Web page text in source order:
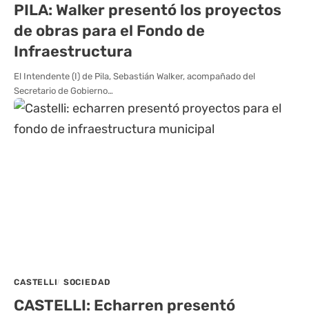
PILA: Walker presentó los proyectos
de obras para el Fondo de
Infraestructura
El Intendente (I) de Pila, Sebastián Walker, acompañado del
Secretario de Gobierno…
CASTELLI SOCIEDAD
CASTELLI: Echarren presentó